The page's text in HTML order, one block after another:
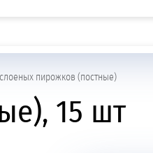
пирожков (постные)
15 шт